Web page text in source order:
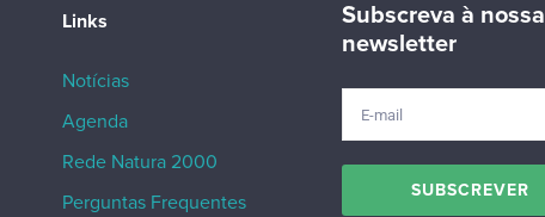
Links
Notícias
Agenda
Rede Natura 2000
Perguntas Frequentes
Subscreva à nossa
newsletter